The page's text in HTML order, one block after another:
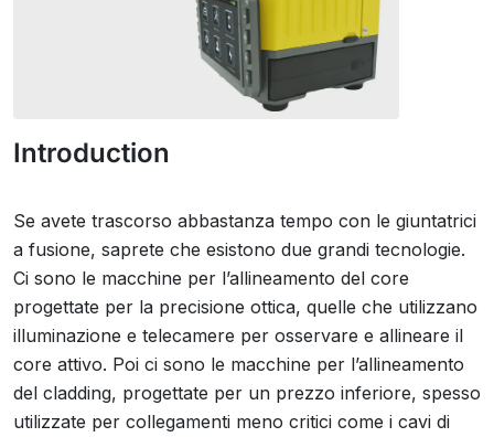
Introduction
Se avete trascorso abbastanza tempo con le giuntatrici
a fusione, saprete che esistono due grandi tecnologie.
Ci sono le macchine per l’allineamento del core
progettate per la precisione ottica, quelle che utilizzano
illuminazione e telecamere per osservare e allineare il
core attivo. Poi ci sono le macchine per l’allineamento
del cladding, progettate per un prezzo inferiore, spesso
utilizzate per collegamenti meno critici come i cavi di